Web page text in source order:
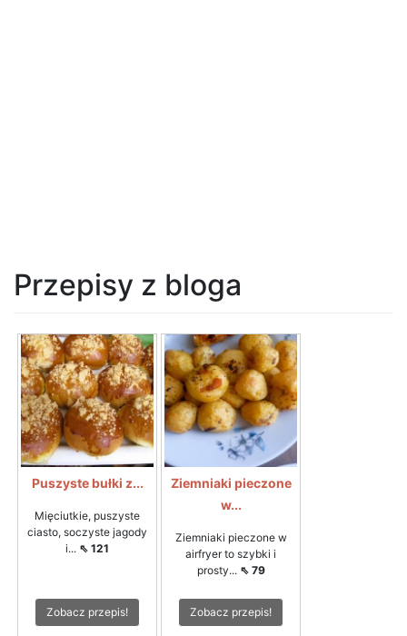
Przepisy z bloga
Puszyste bułki z...
Mięciutkie, puszyste
ciasto, soczyste jagody
i... ⇖ 121
Zobacz przepis!
Ziemniaki pieczone
w...
Ziemniaki pieczone w
airfryer to szybki i
prosty... ⇖ 79
Zobacz przepis!